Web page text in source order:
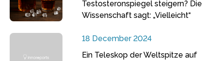
Testosteronspiegel steigern? Die
Wissenschaft sagt: „Vielleicht“
18 December 2024
Ein Teleskop der Weltspitze auf